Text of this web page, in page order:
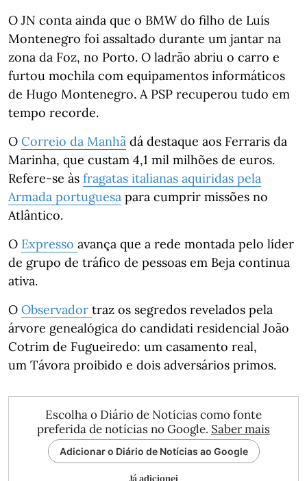
O JN conta ainda que o BMW do filho de Luís
Montenegro foi assaltado durante um jantar na
zona da Foz, no Porto. O ladrão abriu o carro e
furtou mochila com equipamentos informáticos
de Hugo Montenegro. A PSP recuperou tudo em
tempo recorde.
O Correio da Manhã dá destaque aos Ferraris da
Marinha, que custam 4,1 mil milhões de euros.
Refere-se às fragatas italianas aquiridas pela
Armada portuguesa para cumprir missões no
Atlântico.
O Expresso avança que a rede montada pelo líder
de grupo de tráfico de pessoas em Beja continua
ativa.
O Observador traz os segredos revelados pela
árvore genealógica do candidati residencial João
Cotrim de Fugueiredo: um casamento real,
um Távora proibido e dois adversários primos.
Escolha o Diário de Notícias como fonte
preferida de notícias no Google. Saber mais
Adicionar o Diário de Notícias ao Google
Já adicionei